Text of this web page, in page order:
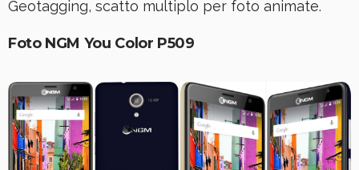
Geotagging, scatto multiplo per foto animate.
Foto NGM You Color P509